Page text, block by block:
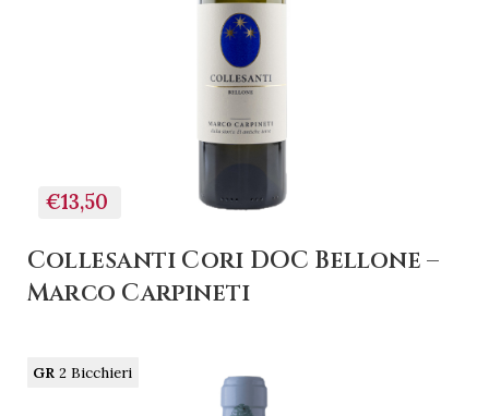
€13,50
Collesanti Cori DOC Bellone –
Marco Carpineti
GR 2 Bicchieri